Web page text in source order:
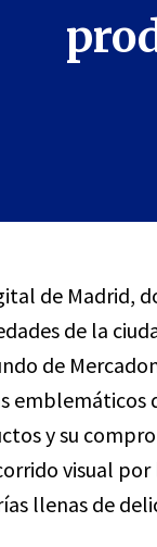
de Madrid,
de la
de
emblemáticos
y su
visual
llenas de